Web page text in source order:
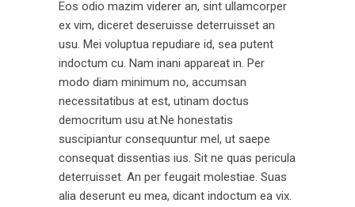
Eos odio mazim viderer an, sint ullamcorper
ex vim, diceret deseruisse deterruisset an
usu. Mei voluptua repudiare id, sea putent
indoctum cu. Nam inani appareat in. Per
modo diam minimum no, accumsan
necessitatibus at est, utinam doctus
democritum usu at.Ne honestatis
suscipiantur consequuntur mel, ut saepe
consequat dissentias ius. Sit ne quas pericula
deterruisset. An per feugait molestiae. Suas
alia deserunt eu mea, dicant indoctum ea vix.